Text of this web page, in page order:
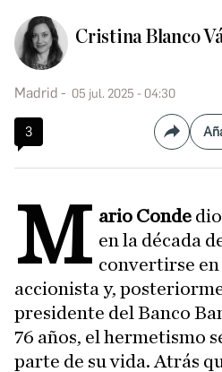
Cristina Blanco
Madrid 05 jul. 2025 - 04:30
3
M ario Conde
en la década
convertirse
accionista y,
presidente del Banco
76 años, el hermetismo
parte de su vida. Atrás